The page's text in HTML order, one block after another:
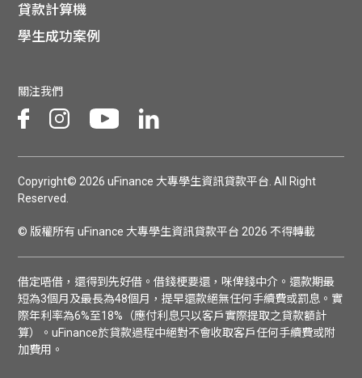
貸款計算機
學生成功案例
關注我們
Copyright© 2026 uFinance 大專學生資訊貸款平台. All Right
Reserved.
© 版權所有 uFinance 大專學生資訊貸款平台 2026 不得轉載
借定唔借，還得到先好借。借錢梗要還，咪俾錢中介。還款期最
短為3個月及最長為48個月，提早還款絕無任何手續費或罰息。實
際年利率為6%至18%（應付利息只以客戶實際提取之貸款額計
算）。uFinance於貸款過程中絕對不會收取客戶任何手續費或附
加費用。